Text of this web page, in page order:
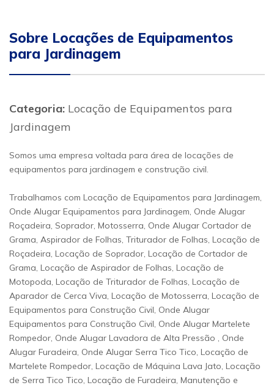
Sobre Locações de Equipamentos
para Jardinagem
Categoria: Locação de Equipamentos para
Jardinagem
Somos uma empresa voltada para área de locações de
equipamentos para jardinagem e construção civil.
Trabalhamos com Locação de Equipamentos para Jardinagem,
Onde Alugar Equipamentos para Jardinagem, Onde Alugar
Roçadeira, Soprador, Motosserra, Onde Alugar Cortador de
Grama, Aspirador de Folhas, Triturador de Folhas, Locação de
Roçadeira, Locação de Soprador, Locação de Cortador de
Grama, Locação de Aspirador de Folhas, Locação de
Motopoda, Locação de Triturador de Folhas, Locação de
Aparador de Cerca Viva, Locação de Motosserra, Locação de
Equipamentos para Construção Civil, Onde Alugar
Equipamentos para Construção Civil, Onde Alugar Martelete
Rompedor, Onde Alugar Lavadora de Alta Pressão , Onde
Alugar Furadeira, Onde Alugar Serra Tico Tico, Locação de
Martelete Rompedor, Locação de Máquina Lava Jato, Locação
de Serra Tico Tico, Locação de Furadeira, Manutenção e